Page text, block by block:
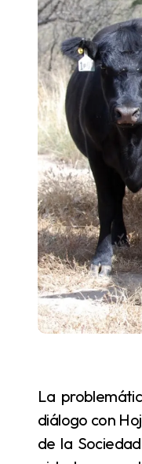
La problemática del abigeato volvió a encender las alarmas en el interior de Corrientes. En
diálogo con
de la